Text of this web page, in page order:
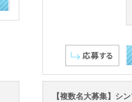
【複数名大募集】シ